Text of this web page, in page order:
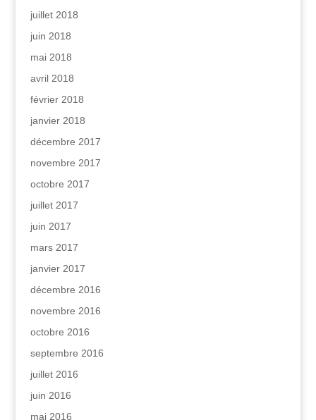
juillet 2018
juin 2018
mai 2018
avril 2018
février 2018
janvier 2018
décembre 2017
novembre 2017
octobre 2017
juillet 2017
juin 2017
mars 2017
janvier 2017
décembre 2016
novembre 2016
octobre 2016
septembre 2016
juillet 2016
juin 2016
mai 2016